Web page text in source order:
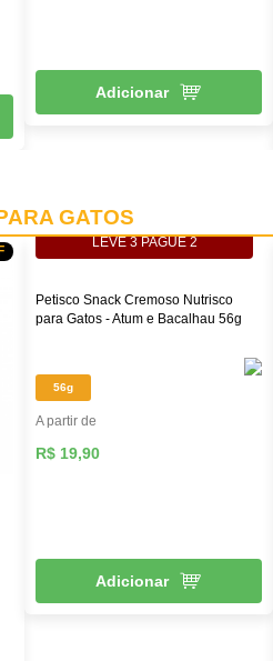
Adicionar
GATOS
LEVE 3 PAGUE 2
Petisco Snack Cremoso Nutrisco
para Gatos - Atum e Bacalhau 56g
56g
A partir de
R$ 19,90
Adicionar